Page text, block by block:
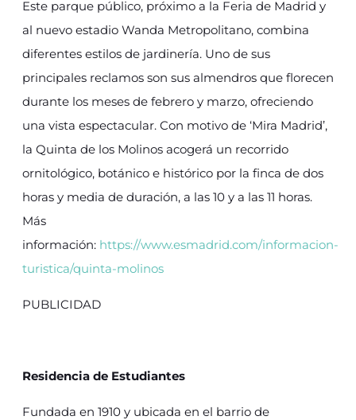
Este parque público, próximo a la Feria de Madrid y
al nuevo estadio Wanda Metropolitano, combina
diferentes estilos de jardinería. Uno de sus
principales reclamos son sus almendros que florecen
durante los meses de febrero y marzo, ofreciendo
una vista espectacular. Con motivo de ‘Mira Madrid’,
la Quinta de los Molinos acogerá un recorrido
ornitológico, botánico e histórico por la finca de dos
horas y media de duración, a las 10 y a las 11 horas.
Más
información: https://www.esmadrid.com/informacion-
turistica/quinta-molinos
PUBLICIDAD
Residencia de Estudiantes
Fundada en 1910 y ubicada en el barrio de